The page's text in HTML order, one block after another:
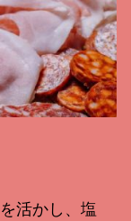
活かし、塩